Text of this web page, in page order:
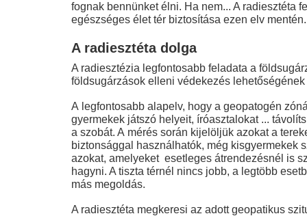
fognak bennünket élni. Ha nem... A radiesztéta
egészséges élet tér biztosítása ezen elv
A radiesztéta dolga
A radiesztézia legfontosabb feladata a
földsugárzások elleni védekezés
A legfontosabb alapelv, hogy a geopatogén
gyermekek játszó helyeit, íróasztalokat ...
a szobát. A mérés során kijelöljük azokat a
biztonsággal használhatók, még kisgyermekek
azokat, amelyeket esetleges átrendezésnél is
hagyni. A tiszta térnél nincs jobb, a legtöbb
más megoldás.
A radiesztéta megkeresi az adott geopatikus